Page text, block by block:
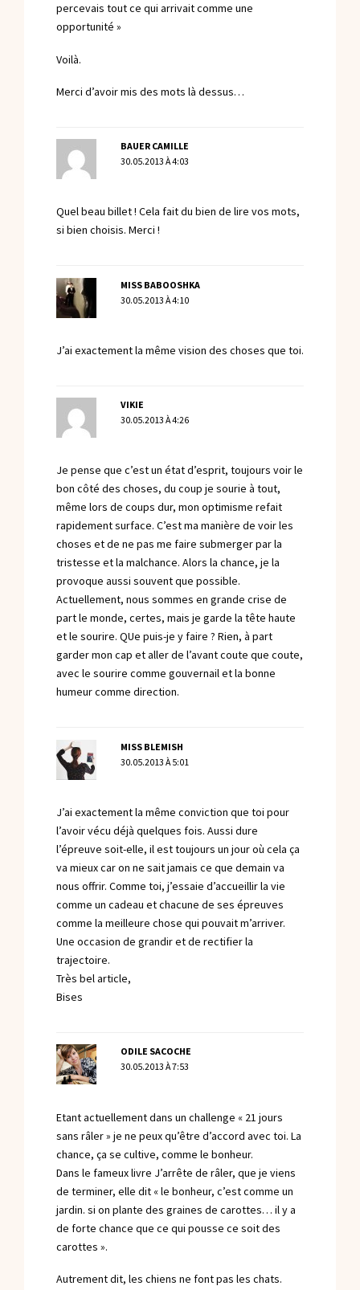
percevais tout ce qui arrivait comme une
opportunité »
Voilà.
Merci d’avoir mis des mots là dessus…
BAUER CAMILLE
30.05.2013 À 4:03
Quel beau billet ! Cela fait du bien de lire vos mots,
si bien choisis. Merci !
MISS BABOOSHKA
30.05.2013 À 4:10
J’ai exactement la même vision des choses que toi.
VIKIE
30.05.2013 À 4:26
Je pense que c’est un état d’esprit, toujours voir le
bon côté des choses, du coup je sourie à tout,
même lors de coups dur, mon optimisme refait
rapidement surface. C’est ma manière de voir les
choses et de ne pas me faire submerger par la
tristesse et la malchance. Alors la chance, je la
provoque aussi souvent que possible.
Actuellement, nous sommes en grande crise de
part le monde, certes, mais je garde la tête haute
et le sourire. QUe puis-je y faire ? Rien, à part
garder mon cap et aller de l’avant coute que coute,
avec le sourire comme gouvernail et la bonne
humeur comme direction.
MISS BLEMISH
30.05.2013 À 5:01
J’ai exactement la même conviction que toi pour
l’avoir vécu déjà quelques fois. Aussi dure
l’épreuve soit-elle, il est toujours un jour où cela ça
va mieux car on ne sait jamais ce que demain va
nous offrir. Comme toi, j’essaie d’accueillir la vie
comme un cadeau et chacune de ses épreuves
comme la meilleure chose qui pouvait m’arriver.
Une occasion de grandir et de rectifier la
trajectoire.
Très bel article,
Bises
ODILE SACOCHE
30.05.2013 À 7:53
Etant actuellement dans un challenge « 21 jours
sans râler » je ne peux qu’être d’accord avec toi. La
chance, ça se cultive, comme le bonheur.
Dans le fameux livre J’arrête de râler, que je viens
de terminer, elle dit « le bonheur, c’est comme un
jardin. si on plante des graines de carottes… il y a
de forte chance que ce qui pousse ce soit des
carottes ».
Autrement dit, les chiens ne font pas les chats.